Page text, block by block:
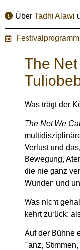
Über Tadhi Alawi
Festivalprogramm
The
Was trägt der
The Net We
Verlust und
Bewegung,
die nie ganz
Wunden und
Was nicht
kehrt zurück:
Auf der Bühne
Tanz,